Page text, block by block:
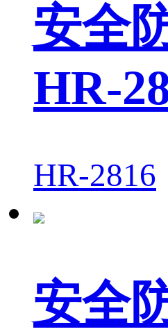
安全
HR-
HR-2816
安全